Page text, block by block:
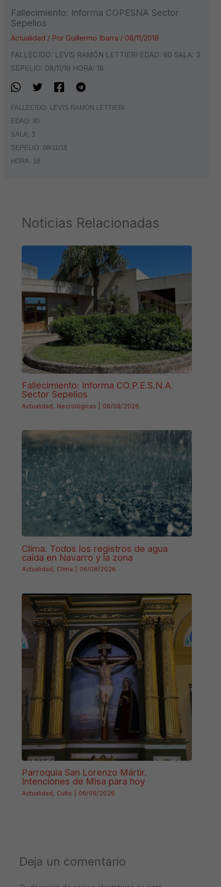
Fallecimiento: Informa COPESNA Sector
Sepelios
Actualidad / Por Guillermo Ibarra / 08/11/2018
FALLECIDO: LEVIS RAMÓN LETTIERI EDAD: 80 SALA: 3
SEPELIO: 08/11/18 HORA: 18
FALLECIDO: LEVIS RAMÓN LETTIERI
EDAD: 80
SALA: 3
SEPELIO: 08/11/18
HORA: 18
Noticias Relacionadas
Fallecimiento: Informa CO.P.E.S.N.A.
Sector Sepelios
Actualidad, Necrológicas 06/08/2026
Clima. Todos los registros de agua
caída en Navarro y la zona
Actualidad, Clima 06/08/2026
Parroquia San Lorenzo Mártir.
Intenciones de Misa para hoy
Actualidad, Culto 06/08/2026
Deja un comentario